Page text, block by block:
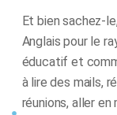
Et bien sachez-
Anglais pour le
éducatif et
à lire des mails,
réunions, aller